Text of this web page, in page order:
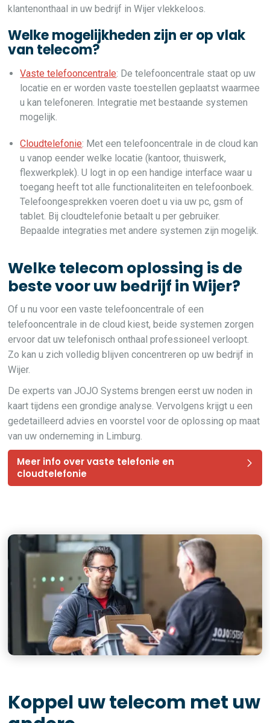
klantenonthaal in uw bedrijf in Wijer vlekkeloos.
Welke mogelijkheden zijn er op vlak
van telecom?
Vaste telefooncentrale: De telefooncentrale staat op uw
locatie en er worden vaste toestellen geplaatst waarmee
u kan telefoneren. Integratie met bestaande systemen
mogelijk.
Cloudtelefonie: Met een telefooncentrale in de cloud kan
u vanop eender welke locatie (kantoor, thuiswerk,
flexwerkplek). U logt in op een handige interface waar u
toegang heeft tot alle functionaliteiten en telefoonboek.
Telefoongesprekken voeren doet u via uw pc, gsm of
tablet. Bij cloudtelefonie betaalt u per gebruiker.
Bepaalde integraties met andere systemen zijn mogelijk.
Welke telecom oplossing is de
beste voor uw bedrijf in Wijer?
Of u nu voor een vaste telefooncentrale of een
telefooncentrale in de cloud kiest, beide systemen zorgen
ervoor dat uw telefonisch onthaal professioneel verloopt.
Zo kan u zich volledig blijven concentreren op uw bedrijf in
Wijer.
De experts van JOJO Systems brengen eerst uw noden in
kaart tijdens een grondige analyse. Vervolgens krijgt u een
gedetailleerd advies en voorstel voor de oplossing op maat
van uw onderneming in Limburg.
Meer info over vaste telefonie en
cloudtelefonie
Koppel uw telecom met uw